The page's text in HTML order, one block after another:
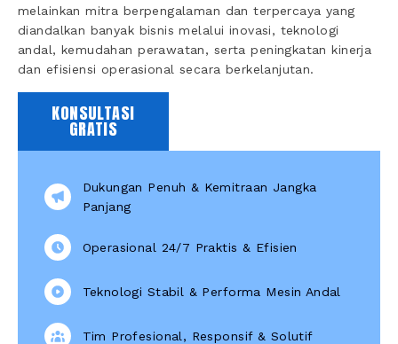
melainkan mitra berpengalaman dan terpercaya yang
diandalkan banyak bisnis melalui inovasi, teknologi
andal, kemudahan perawatan, serta peningkatan kinerja
dan efisiensi operasional secara berkelanjutan.
KONSULTASI
GRATIS
Dukungan Penuh & Kemitraan Jangka
Panjang
Operasional 24/7 Praktis & Efisien
Teknologi Stabil & Performa Mesin Andal
Tim Profesional, Responsif & Solutif